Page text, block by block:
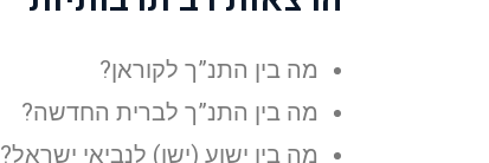
מה בין התנ”ך לקוראן?
מה בין התנ”ך לברית החדשה?
מה בין ישוע (ישו) לנביאי ישראל?